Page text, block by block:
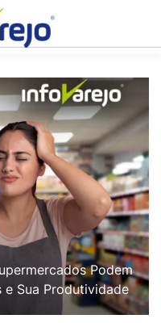
Podem
e Sua Produtividade